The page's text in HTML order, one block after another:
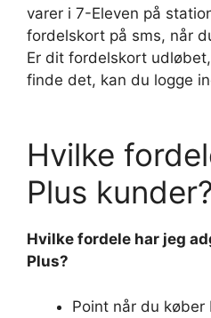
varer i 7-Eleven på
fordelskort på sms, når
Er dit fordelskort
finde det, kan du logge
Hvilke
Plus kunder?
Hvilke fordele har jeg
Plus?
Point når du